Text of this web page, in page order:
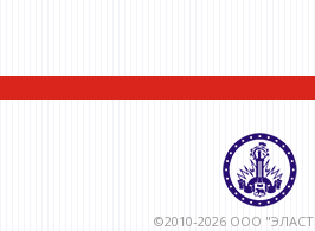
©2010-2026 ООО